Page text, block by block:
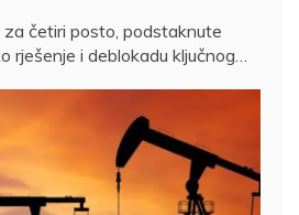
četiri posto, podstaknute
rješenje i deblokadu ključnog…